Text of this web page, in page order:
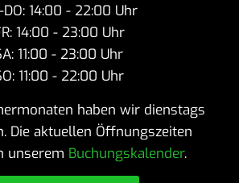
DO: 14:00 - 22:00 Uhr
14:00 - 23:00 Uhr
11:00 - 23:00 Uhr
11:00 - 22:00 Uhr
haben wir dienstags
Die aktuellen Öffnungszeiten
unserem Buchungskalender.